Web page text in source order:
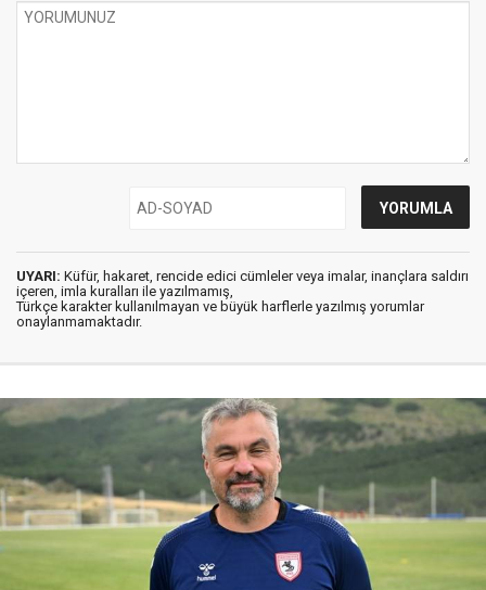
UYARI: Küfür, hakaret, rencide edici cümleler veya imalar, inançlara saldırı
içeren, imla kuralları ile yazılmamış,
Türkçe karakter kullanılmayan ve büyük harflerle yazılmış yorumlar
onaylanmamaktadır.